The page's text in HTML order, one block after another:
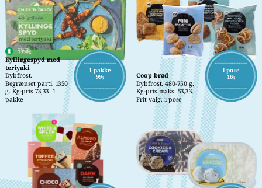
1 pakke
99,-
Kyllingespyd med
teriyaki
Dybfrost.
Begrænset parti. 1350
g. Kg-pris 73,33. 1
pakke
1 pose
16,-
Coop brød
Dybfrost. 480-750 g.
Kg-pris maks. 53,33.
Frit valg. 1 pose